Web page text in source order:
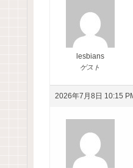
lesbians
ゲスト
2026年7月8日 10:15